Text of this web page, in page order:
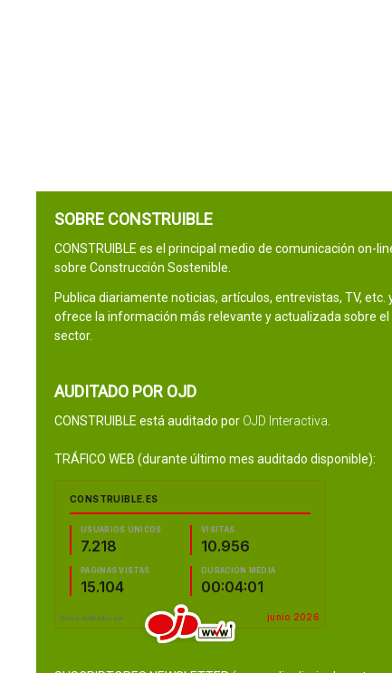
SOBRE CONSTRUIBLE
CONSTRUIBLE es el principal medio de comunicación on-
sobre Construcción Sostenible.
Publica diariamente noticias, artículos, entrevistas, TV, etc.
ofrece la información más relevante y actualizada sobre el
sector.
AUDITADO POR OJD
CONSTRUIBLE está auditado por OJD Interactiva
TRÁFICO WEB (durante último mes auditado disponible):